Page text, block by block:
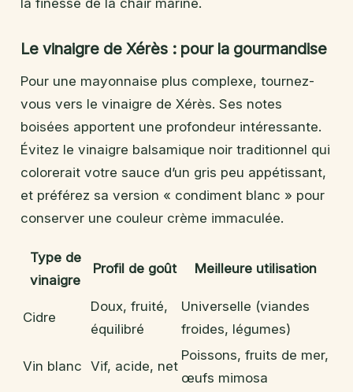
la finesse de la chair marine.
Le vinaigre de Xérès : pour la gourmandise
Pour une mayonnaise plus complexe, tournez-
vous vers le vinaigre de Xérès. Ses notes
boisées apportent une profondeur intéressante.
Évitez le vinaigre balsamique noir traditionnel qui
colorerait votre sauce d’un gris peu appétissant,
et préférez sa version « condiment blanc » pour
conserver une couleur crème immaculée.
Type de
vinaigre
Profil de goût Meilleure utilisation
Cidre
Doux, fruité,
équilibré
Universelle (viandes
froides, légumes)
Vin blanc Vif, acide, net
Poissons, fruits de mer,
œufs mimosa